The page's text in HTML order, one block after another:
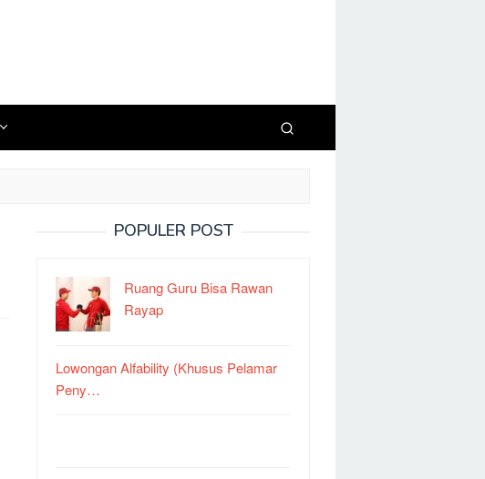
POPULER POST
Ruang Guru Bisa Rawan
Rayap
Lowongan Alfability (Khusus Pelamar
Peny…